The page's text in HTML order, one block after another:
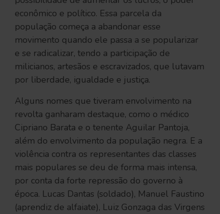
econômico e político. Essa parcela da
população começa a abandonar esse
movimento quando ele passa a se popularizar
e se radicalizar, tendo a participação de
milicianos, artesãos e escravizados, que lutavam
por liberdade, igualdade e justiça.
Alguns nomes que tiveram envolvimento na
revolta ganharam destaque, como o médico
Cipriano Barata e o tenente Aguilar Pantoja,
além do envolvimento da população negra. E a
violência contra os representantes das classes
mais populares se deu de forma mais intensa,
por conta da forte repressão do governo à
época. Lucas Dantas (soldado), Manuel Faustino
(aprendiz de alfaiate), Luiz Gonzaga das Virgens